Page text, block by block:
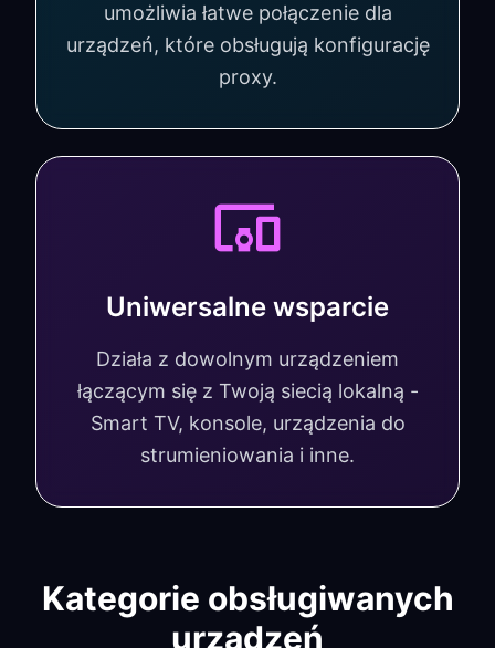
umożliwia łatwe połączenie dla
urządzeń, które obsługują konfigurację
proxy.
Uniwersalne wsparcie
Działa z dowolnym urządzeniem
łączącym się z Twoją siecią lokalną -
Smart TV, konsole, urządzenia do
strumieniowania i inne.
Kategorie obsługiwanych
urządzeń